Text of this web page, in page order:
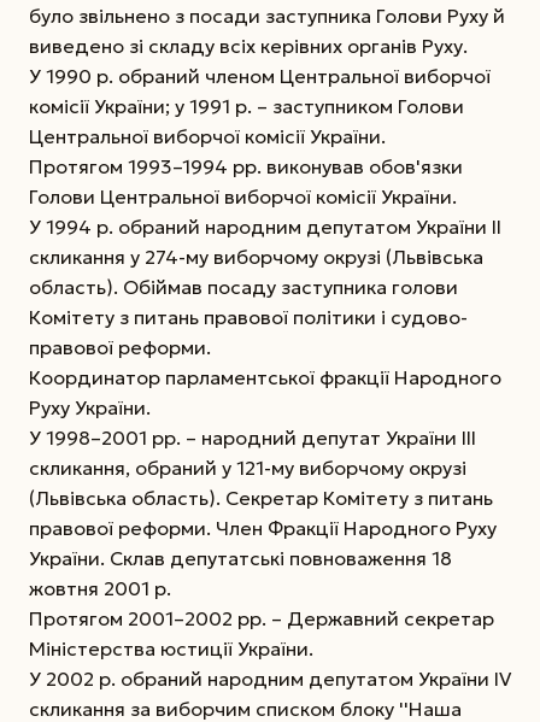
було звільнено з посади заступника Голови Руху й
виведено зі складу всіх керівних органів Руху.
У 1990 р. обраний членом Центральної виборчої
комісії України; у 1991 р. – заступником Голови
Центральної виборчої комісії України.
Протягом 1993–1994 рр. виконував обов'язки
Голови Центральної виборчої комісії України.
У 1994 р. обраний народним депутатом України ІІ
скликання у 274-му виборчому окрузі (Львівська
область). Обіймав посаду заступника голови
Комітету з питань правової політики і судово-
правової реформи.
Координатор парламентської фракції Народного
Руху України.
У 1998–2001 рр. – народний депутат України ІІІ
скликання, обраний у 121-му виборчому окрузі
(Львівська область). Секретар Комітету з питань
правової реформи. Член Фракції Народного Руху
України. Склав депутатські повноваження 18
жовтня 2001 р.
Протягом 2001–2002 рр. – Державний секретар
Міністерства юстиції України.
У 2002 р. обраний народним депутатом України ІV
скликання за виборчим списком блоку ''Наша